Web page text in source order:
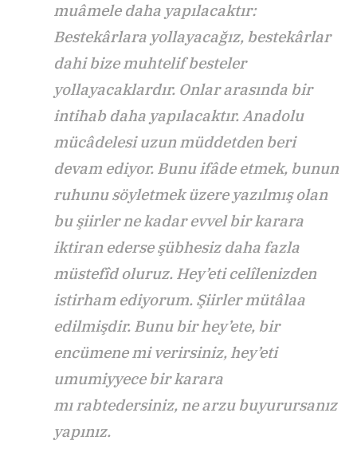
muâmele daha yapılacaktır:
Bestekârlara yollayacağız, bestekârlar
dahi bize muhtelif besteler
yollayacaklardır. Onlar arasında bir
intihab daha yapılacaktır. Anadolu
mücâdelesi uzun müddetden beri
devam ediyor. Bunu ifâde etmek, bunun
ruhunu söyletmek üzere yazılmış olan
bu şiirler ne kadar evvel bir karara
iktiran ederse şübhesiz daha fazla
müstefîd oluruz. Hey’eti celîlenizden
istirham ediyorum. Şiirler mütâlaa
edilmişdir. Bunu bir hey’ete, bir
encümene mi verirsiniz, hey’eti
umumiyyece bir karara
mı rabtedersiniz, ne arzu buyurursanız
yapınız.